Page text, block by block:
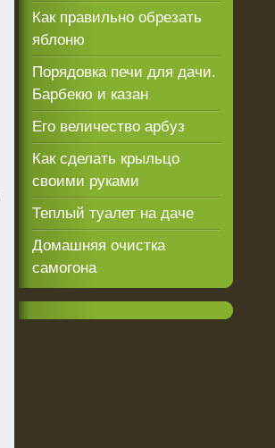
Как правильно обрезать
яблоню
Порядовка печи для дачи.
Барбекю и казан
Его величество арбуз
Как сделать крыльцо
своими руками
Теплый туалет на даче
Домашняя очистка
самогона